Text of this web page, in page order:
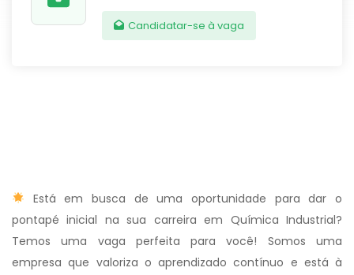
Candidatar-se à vaga
Está em busca de uma oportunidade para dar o
pontapé inicial na sua carreira em Química Industrial?
Temos uma vaga perfeita para você! Somos uma
empresa que valoriza o aprendizado contínuo e está à